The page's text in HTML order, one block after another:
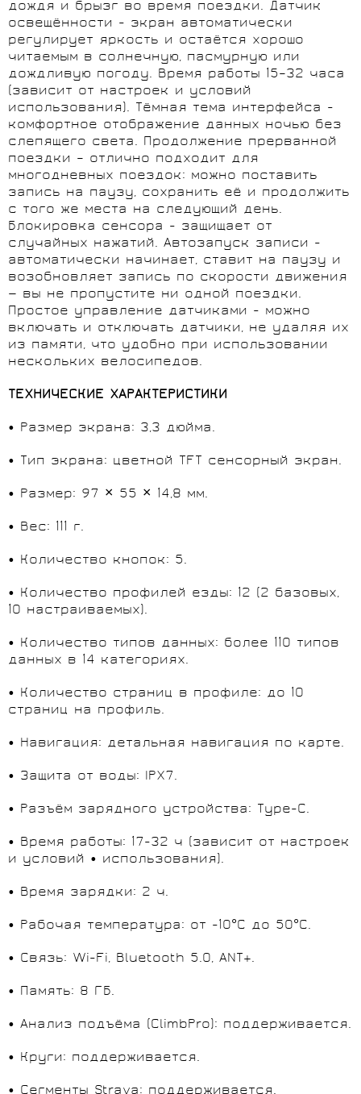
дождя и брызг во время поездки. Датчик
освещённости - экран автоматически
регулирует яркость и остаётся хорошо
читаемым в солнечную, пасмурную или
дождливую погоду. Время работы 15–32 часа
(зависит от настроек и условий
использования). Тёмная тема интерфейса -
комфортное отображение данных ночью без
слепящего света. Продолжение прерванной
поездки – отлично подходит для
многодневных поездок: можно поставить
запись на паузу, сохранить её и продолжить
с того же места на следующий день.
Блокировка сенсора - защищает от
случайных нажатий. Автозапуск записи -
автоматически начинает, ставит на паузу и
возобновляет запись по скорости движения
— вы не пропустите ни одной поездки.
Простое управление датчиками - можно
включать и отключать датчики, не удаляя их
из памяти, что удобно при использовании
нескольких велосипедов.
ТЕХНИЧЕСКИЕ ХАРАКТЕРИСТИКИ
• Размер экрана: 3,3 дюйма.
• Тип экрана: цветной TFT сенсорный экран.
• Размер: 97 × 55 × 14,8 мм.
• Вес: 111 г.
• Количество кнопок: 5.
• Количество профилей езды: 12 (2 базовых,
10 настраиваемых).
• Количество типов данных: более 110 типов
данных в 14 категориях.
• Количество страниц в профиле: до 10
страниц на профиль.
• Навигация: детальная навигация по карте.
• Защита от воды: IPX7.
• Разъём зарядного устройства: Type-C.
• Время работы: 17-32 ч (зависит от настроек
и условий • использования).
• Время зарядки: 2 ч.
• Рабочая температура: от -10°C до 50°C.
• Связь: Wi-Fi, Bluetooth 5.0, ANT+.
• Память: 8 ГБ.
• Анализ подъёма (ClimbPro): поддерживается.
• Круги: поддерживается.